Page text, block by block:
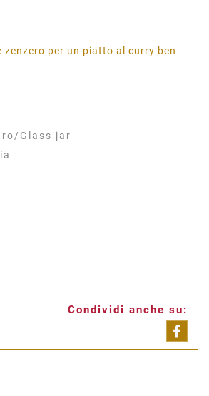
per un piatto al curry ben
Glass jar
Condividi anche su: